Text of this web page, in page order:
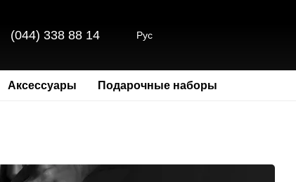
(044) 338 88 14 Рус
Аксессуары Подарочные наборы